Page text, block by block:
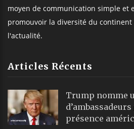
moyen de communication simple et
promouvoir la diversité du
l'actualité.
Articles Récents
Trump nomme
présence